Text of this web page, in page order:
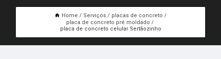
Home Serviços
placas de concreto
placa de concreto pré moldado
placa de concreto celular Sertãozinho